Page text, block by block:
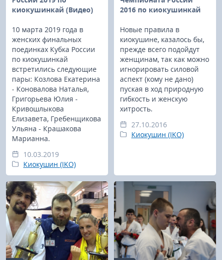
киокушинкай (Видео)
10 марта 2019 года в
женских финальных
поединках Кубка России
по киокушинкай
встретились следующие
пары: Козлова Екатерина
- Коновалова Наталья,
Григорьева Юлия -
Кривошлыкова
Елизавета, Гребенщикова
Ульяна - Крашакова
Марианна.
10.03.2019
Киокушин (IKO)
2016 по киокушинкай
Новые правила в
киокушине, казалось бы,
прежде всего подойдут
женщинам, так как можно
игнорировать силовой
аспект (кому не дано)
пуская в ход природную
гибкость и женскую
хитрость.
27.10.2016
Киокушин (IKO)